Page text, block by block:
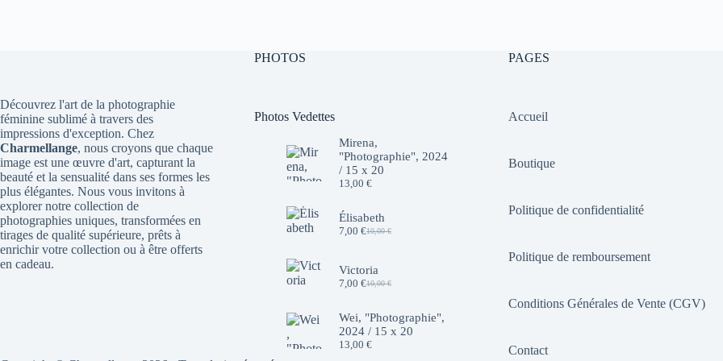
Découvrez l'art de la photographie
féminine sublimé à travers des
impressions d'exception. Chez
Charmellange, nous croyons que chaque
image est une œuvre d'art, capturant la
beauté et la sensualité dans ses formes les
plus élégantes. Nous vous invitons à
explorer notre collection de
photographies uniques, transformées en
tirages de qualité supérieure, prêts à
enrichir votre collection ou à être offerts
en cadeau.
PHOTOS
Photos Vedettes
Mirena,
"Photographie", 2024
/ 15 x 20
13,00 €
Élisabeth
10,00€
Le
était :
10,00 €.
7,00 €Le
est :
7,00 €.
Victoria
10,00€
Le
initial
était :
10,00 €.
7,00 €Le
actuel
est :
7,00 €.
Wei, "Photographie",
2024 / 15 x 20
13,00 €
PAGES
Accueil
Boutique
Politique de confidentialité
Politique de remboursement
Conditions Générales de Vente (CGV)
Contact